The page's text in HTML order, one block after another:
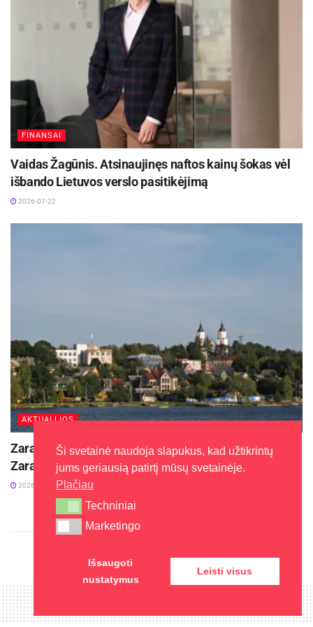
lieso jogurto, susmulkintų česnako skiltelių,
krapų ir šviežiai maltų pipirų bei druskos, kurių
užbarstykite pagal skonį.
FINANSAI
Vaidas Žagūnis. Atsinaujinęs naftos kainų šokas vėl
išbando Lietuvos verslo pasitikėjimą
2026-07-22
AKTUALIJOS
Zarasų rajono savivaldybė kviečia į „Globalūs
Zarasai“ bendruomenės susitikimą
2026-07-19
Ši svetainė naudoja slapukus, kad užtikrintų
jums geriausią patirtį mūsų svetainėje.
Plačiau
Techniniai
Techniniai
Marketingo
Marketingo
Išsaugoti
nustatymus
Leisti visus